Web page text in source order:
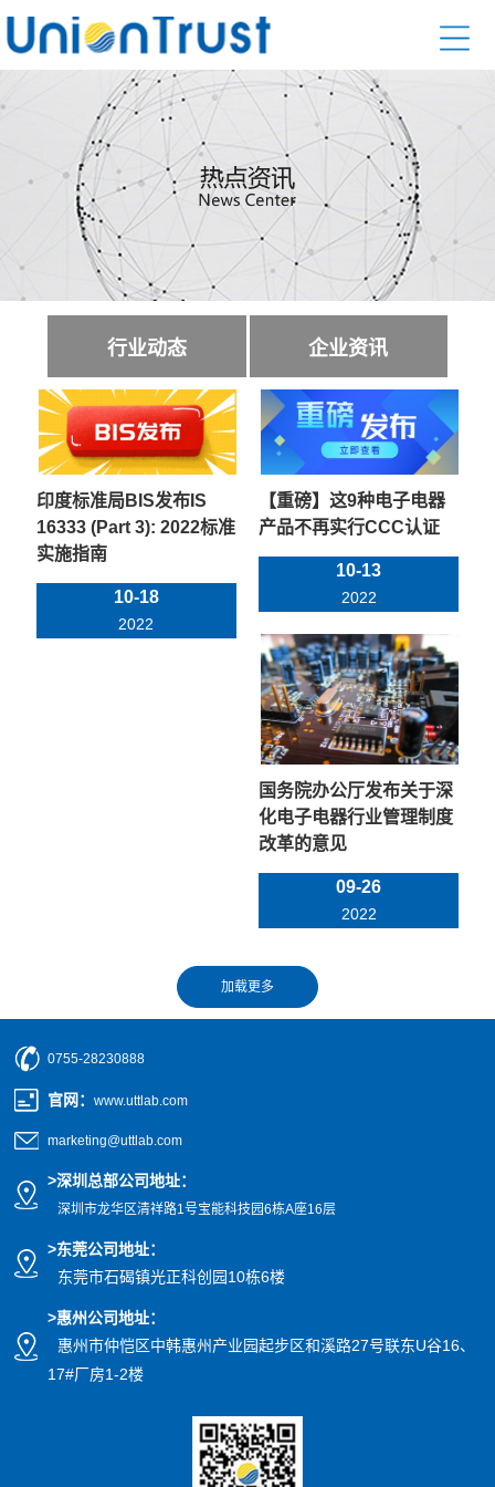
行业动态 企业资讯
印度标准局BIS发布IS
16333 (Part 3): 2022标准
实施指南
10-18
2022
【重磅】这9种电子电器
产品不再实行CCC认证
10-13
2022
国务院办公厅发布关于深
化电子电器行业管理制度
改革的意见
09-26
2022
0755-28230888
官网 ：www.uttlab.com
marketing@uttlab.com
>深圳总部公司地址：
深圳市龙华区清祥路1号宝能科技园6栋A座16层
>东莞公司地址：
东莞市石碣镇光正科创园10栋6楼
>惠州公司地址：
惠州市仲恺区中韩惠州产业园起步区和溪路27号联东U谷16、
17#厂房1-2楼